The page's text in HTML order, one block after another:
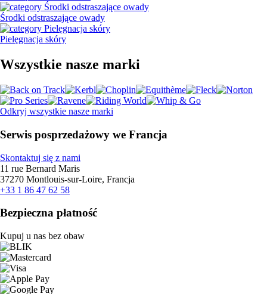
Środki odstraszające owady
Pielęgnacja skóry
Wszystkie nasze marki
Odkryj wszystkie nasze marki
Serwis posprzedażowy we Francja
Skontaktuj się z nami
11 rue Bernard Maris
37270 Montlouis-sur-Loire, Francja
+33 1 86 47 62 58
Bezpieczna płatność
Kupuj u nas bez obaw